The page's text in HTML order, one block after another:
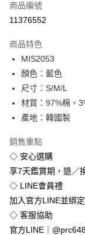
超商取貨付款
Apple Pay
街口支付
悠遊付
Google Pay
全盈+PAY
運送方式
全家付款取貨
免運費
付款後全家取貨
商品編號
11376552
商品特色
MIS2053
顏色：藍色
尺寸：S/M/L
材質：97%棉，
產地：韓國製
銷售重點
◇ 安心選購
享7天鑑賞期，退／
◇ LINE會員禮
加入官方LINE並綁
◇ 客服協助
官方LINE｜